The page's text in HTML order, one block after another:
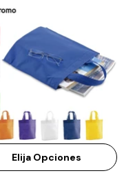
Elija Opciones